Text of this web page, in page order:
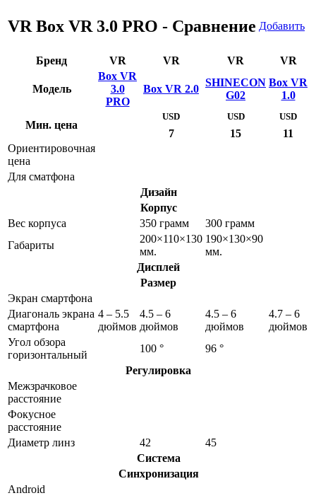
VR Box VR 3.0 PRO - Сравнение Добавить
Бренд VR VR VR VR
Модель
Box VR
3.0
PRO
Box VR 2.0
SHINECON
G02
Box VR
1.0
Мин. цена
USD
7
USD
15
USD
11
Ориентировочная
цена
Для сматфона
Дизайн
Корпус
Вес корпуса
350 грамм
300 грамм
Габариты
200×110×130
мм.
190×130×90
мм.
Дисплей
Размер
Экран смартфона
Диагональ экрана
смартфона
4 – 5.5
дюймов
4.5 – 6
дюймов
4.5 – 6
дюймов
4.7 – 6
дюймов
Угол обзора
горизонтальный
100 °
96 °
Регулировка
Межзрачковое
расстояние
Фокусное
расстояние
Диаметр линз
42
45
Система
Синхронизация
Android